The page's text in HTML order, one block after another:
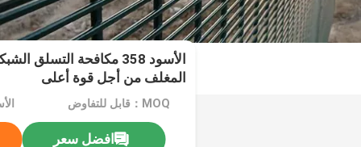
الأسود 358 مكافحة التسلق
المغلف من أجل قوة أعلى
MOQ：قابل للتفاوض
افضل سعر